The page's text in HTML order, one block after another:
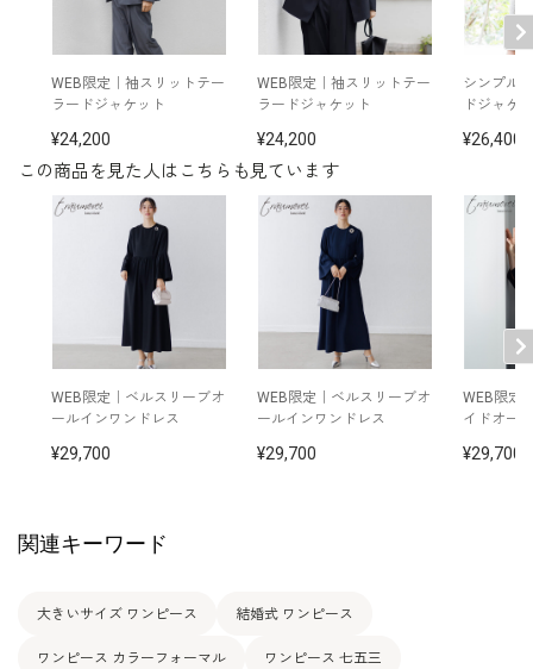
その他
洗濯方法：ご自宅で手洗い可
※モデル着用：
ジャケット /
4510956-01
5551335-10
※モデル：身長168cm 9号着用
この商品を見た人はこちらも見ています
WEB限定｜ベルスリーブオ
ールインワンドレス
29,700
WEB限定｜ベルスリーブオ
ールインワンドレス
29,700
WEB限定
イドオー
29,700
WEB限定｜袖スリットテー
ラードジャケット
24,200
WEB限定｜袖スリットテー
ラードジャケット
24,200
シンプル
ドジャケ
26,400
関連キーワード
大きいサイズ ワンピース 結婚式 ワンピース
ワンピース カラーフォーマル ワンピース 七五三